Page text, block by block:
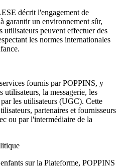
décrit l'engagement de
garantir un environnement sûr,
utilisateurs peuvent effectuer des
les normes internationales
fournis par POPPINS, y
utilisateurs, la messagerie, les
les utilisateurs (UGC). Cette
partenaires et fournisseurs
ou par l'intermédiaire de la
sur la Plateforme, POPPINS